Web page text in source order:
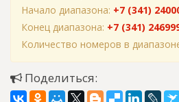
Начало диапазона: +7 (341)
Конец диапазона: +7 (341)
Количество номеров в
Поделиться: